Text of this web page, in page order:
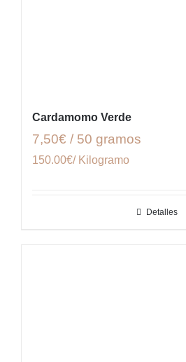
Cardamomo Verde
7,50€ / 50 gramos
150.00€/ Kilogramo
Detalles